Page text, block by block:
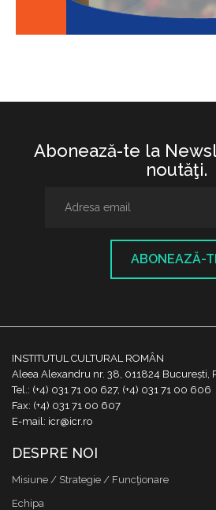
Abonează-te la
noutăţi.
ABONEAZĂ-
INSTITUTUL CULTURAL ROMÂN
Aleea Alexandru nr. 38, 011824 București,
Tel.: (+4) 031 71 00 627, (+4) 031 71 00 606
Fax: (+4) 031 71 00 607
E-mail: icr@icr.ro
DESPRE NOI
Misiune / Strategie / Funcţionare
Echipa